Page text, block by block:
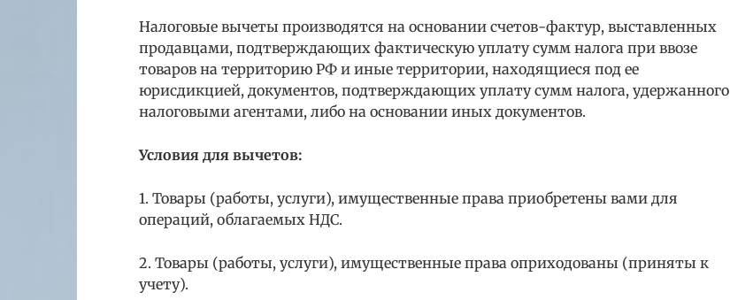
Налоговые вычеты производятся на основании счетов-фактур, выставленных
продавцами, подтверждающих фактическую уплату сумм налога при ввозе
товаров на территорию РФ и иные территории, находящиеся под ее
юрисдикцией, документов, подтверждающих уплату сумм налога, удержанного
налоговыми агентами, либо на основании иных документов.
Условия для вычетов:
1. Товары (работы, услуги), имущественные права приобретены вами для
операций, облагаемых НДС.
2. Товары (работы, услуги), имущественные права оприходованы (приняты к
учету).